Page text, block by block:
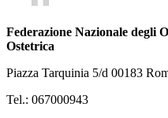
Federazione Nazionale degli
Ostetrica
Piazza Tarquinia 5/d 00183
Tel.: 067000943